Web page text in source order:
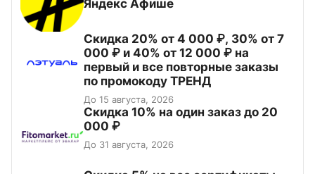
Яндекс Афише
Скидка 20% от 4 000 ₽, 30% от 7
000 ₽ и 40% от 12 000 ₽ на
первый и все повторные заказы
по промокоду ТРЕНД
До 15 августа, 2026
Скидка 10% на один заказ до 20
000 ₽
До 31 августа, 2026